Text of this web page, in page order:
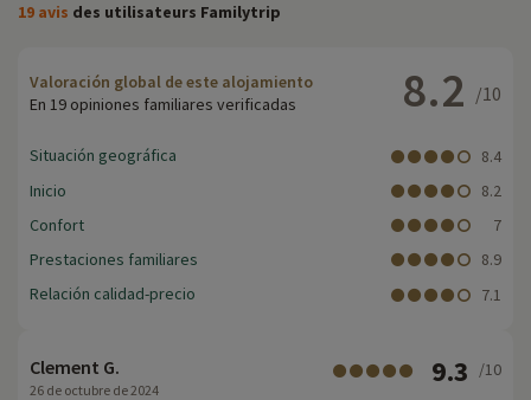
19 avis des utilisateurs Familytrip
Valoración global de este alojamiento
En 19 opiniones familiares verificadas
8.2 /10
Situación geográfica
8.4
Inicio
8.2
Confort
7
Prestaciones familiares
8.9
Relación calidad-precio
7.1
Clement G.
26 de octubre de 2024
9.3 /10